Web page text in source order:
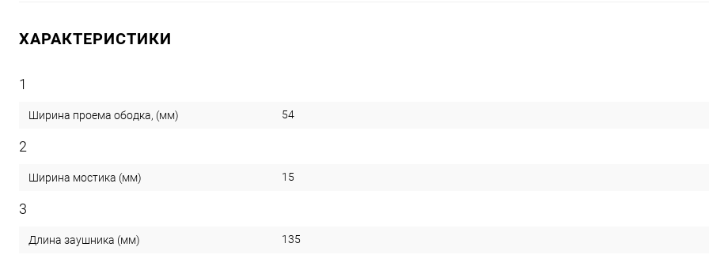
ХАРАКТЕРИСТИКИ
1
Ширина проема ободка, (мм) 54
2
Ширина мостика (мм) 15
3
Длина заушника (мм) 135